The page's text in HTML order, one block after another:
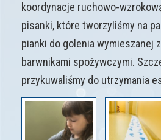
koordynacje ruchowo-
pisanki, które tworzyliśmy na
pianki do golenia wymieszanej
barwnikami spożywczymi.
przykuwaliśmy do utrzymania